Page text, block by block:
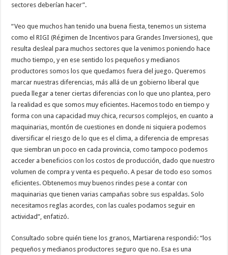
sectores deberían hacer”.
“Veo que muchos han tenido una buena fiesta, tenemos un sistema
como el RIGI (Régimen de Incentivos para Grandes Inversiones), que
resulta desleal para muchos sectores que la venimos poniendo hace
mucho tiempo, y en ese sentido los pequeños y medianos
productores somos los que quedamos fuera del juego. Queremos
marcar nuestras diferencias, más allá de un gobierno liberal que
pueda llegar a tener ciertas diferencias con lo que uno plantea, pero
la realidad es que somos muy eficientes. Hacemos todo en tiempo y
forma con una capacidad muy chica, recursos complejos, en cuanto a
maquinarias, montón de cuestiones en donde ni siquiera podemos
diversificar el riesgo de lo que es el clima, a diferencia de empresas
que siembran un poco en cada provincia, como tampoco podemos
acceder a beneficios con los costos de producción, dado que nuestro
volumen de compra y venta es pequeño. A pesar de todo eso somos
eficientes. Obtenemos muy buenos rindes pese a contar con
maquinarias que tienen varias campañas sobre sus espaldas. Solo
necesitamos reglas acordes, con las cuales podamos seguir en
actividad”, enfatizó.
Consultado sobre quién tiene los granos, Martiarena respondió: “los
pequeños y medianos productores seguro que no. Esa es una